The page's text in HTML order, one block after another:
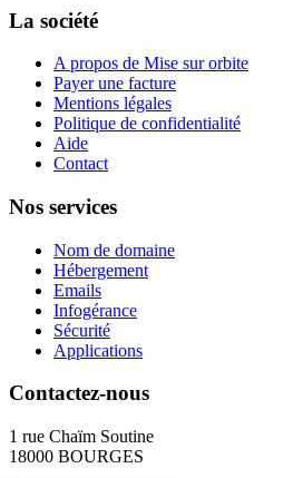
La société
A propos de Mise sur orbite
Payer une facture
Mentions légales
Politique de confidentialité
Aide
Contact
Nos services
Nom de domaine
Hébergement
Emails
Infogérance
Sécurité
Applications
Contactez-nous
1 rue Chaïm Soutine
18000 BOURGES